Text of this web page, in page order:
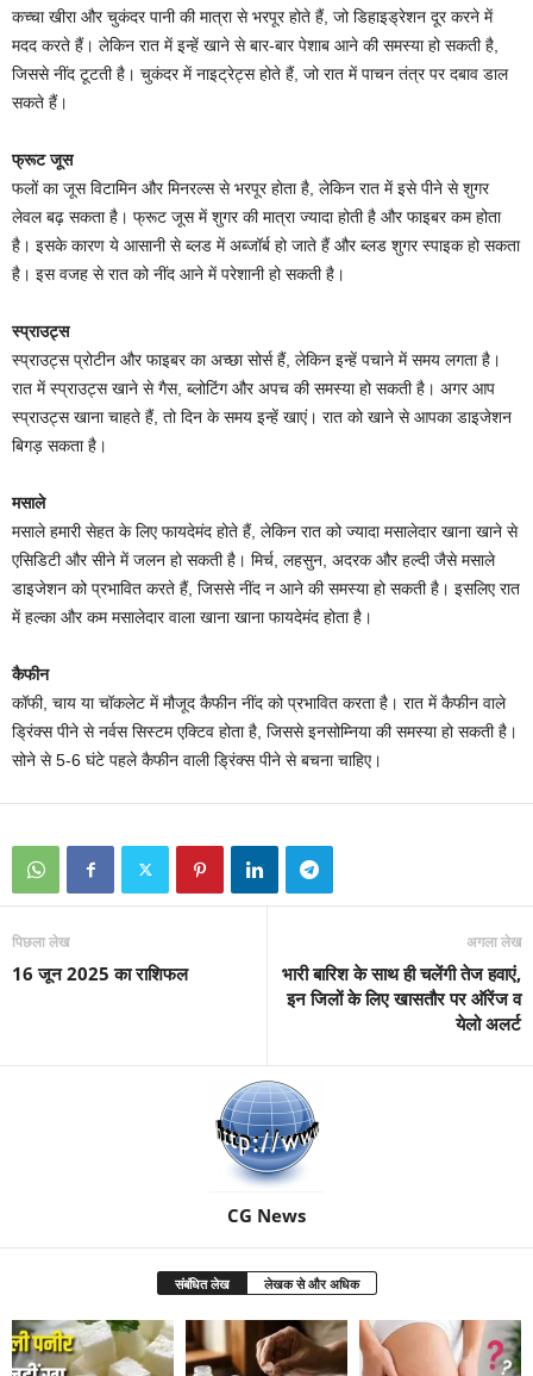
कच्चा खीरा और चुकंदर पानी की मात्रा से भरपूर होते हैं, जो डिहाइड्रेशन दूर करने में
मदद करते हैं। लेकिन रात में इन्हें खाने से बार-बार पेशाब आने की समस्या हो सकती है,
जिससे नींद टूटती है। चुकंदर में नाइट्रेट्स होते हैं, जो रात में पाचन तंत्र पर दबाव डाल
सकते हैं।
फ्रूट जूस
फलों का जूस विटामिन और मिनरल्स से भरपूर होता है, लेकिन रात में इसे पीने से शुगर
लेवल बढ़ सकता है। फ्रूट जूस में शुगर की मात्रा ज्यादा होती है और फाइबर कम होता
है। इसके कारण ये आसानी से ब्लड में अब्जॉर्ब हो जाते हैं और ब्लड शुगर स्पाइक हो सकता
है। इस वजह से रात को नींद आने में परेशानी हो सकती है।
स्प्राउट्स
स्प्राउट्स प्रोटीन और फाइबर का अच्छा सोर्स हैं, लेकिन इन्हें पचाने में समय लगता है।
रात में स्प्राउट्स खाने से गैस, ब्लोटिंग और अपच की समस्या हो सकती है। अगर आप
स्प्राउट्स खाना चाहते हैं, तो दिन के समय इन्हें खाएं। रात को खाने से आपका डाइजेशन
बिगड़ सकता है।
मसाले
मसाले हमारी सेहत के लिए फायदेमंद होते हैं, लेकिन रात को ज्यादा मसालेदार खाना खाने से
एसिडिटी और सीने में जलन हो सकती है। मिर्च, लहसुन, अदरक और हल्दी जैसे मसाले
डाइजेशन को प्रभावित करते हैं, जिससे नींद न आने की समस्या हो सकती है। इसलिए रात
में हल्का और कम मसालेदार वाला खाना खाना फायदेमंद होता है।
कैफीन
कॉफी, चाय या चॉकलेट में मौजूद कैफीन नींद को प्रभावित करता है। रात में कैफीन वाले
ड्रिंक्स पीने से नर्वस सिस्टम एक्टिव होता है, जिससे इनसोम्निया की समस्या हो सकती है।
सोने से 5-6 घंटे पहले कैफीन वाली ड्रिंक्स पीने से बचना चाहिए।
पिछला लेख
16 जून 2025 का राशिफल
अगला लेख
भारी बारिश के साथ ही चलेंगी तेज हवाएं,
इन जिलों के लिए खासतौर पर ऑरेंज व
येलो अलर्ट
CG News
संबंधित लेख लेखक से और अधिक